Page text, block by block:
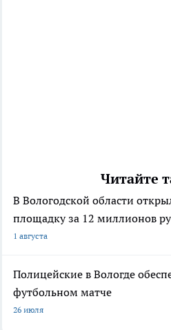
Читайте
В Вологодской области
площадку за 12 миллионов
1 августа
Полицейские в Вологде
футбольном матче
26 июля